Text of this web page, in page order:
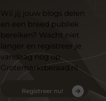
Wil jij jouw blogs delen
en een breed publiek
bereiken? Wacht niet
langer en registreer je
vandaag nog op
Grotemarktberaad.nl
Registreer nu!